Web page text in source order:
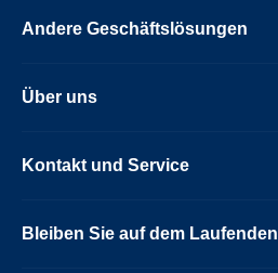
Andere Geschäftslösungen
Über uns
Kontakt und Service
Bleiben Sie auf dem Laufenden